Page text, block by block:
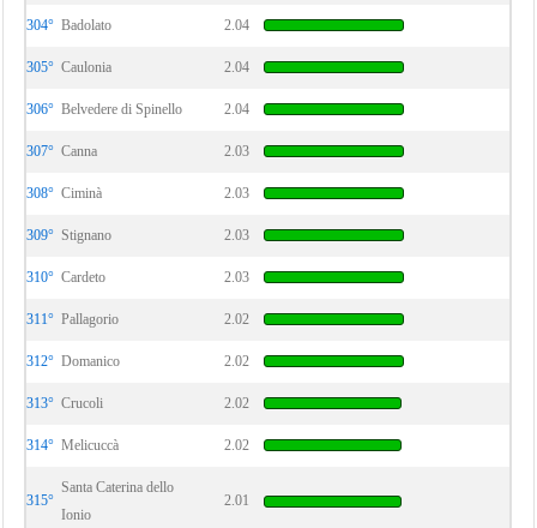
304° Badolato 2.04
305° Caulonia 2.04
306° Belvedere di Spinello 2.04
307° Canna 2.03
308° Ciminà 2.03
309° Stignano 2.03
310° Cardeto 2.03
311° Pallagorio 2.02
312° Domanico 2.02
313° Crucoli 2.02
314° Melicuccà 2.02
315°
Santa Caterina dello
Ionio
2.01